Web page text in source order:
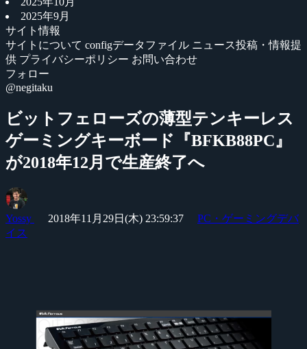
2025年9月
サイト情報
サイトについて configデータファイル ニュース投稿・情報提
供 プライバシーポリシー お問い合わせ
フォロー
@negitaku
ビットフェローズの薄型テンキーレス
ゲーミングキーボード『BFKB88PC』
が2018年12月で生産終了へ
Yossy 2018年11月29日(木) 23:59:37
PC・ゲーミングデバ
イス